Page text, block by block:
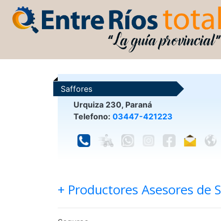
Saffores
Urquiza 230, Paraná
Telefono: 03447-421223
+ Productores Asesores de